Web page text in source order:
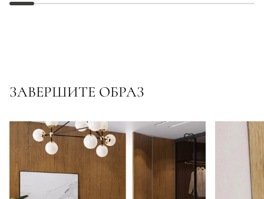
ЗАВЕРШИТЕ ОБРАЗ